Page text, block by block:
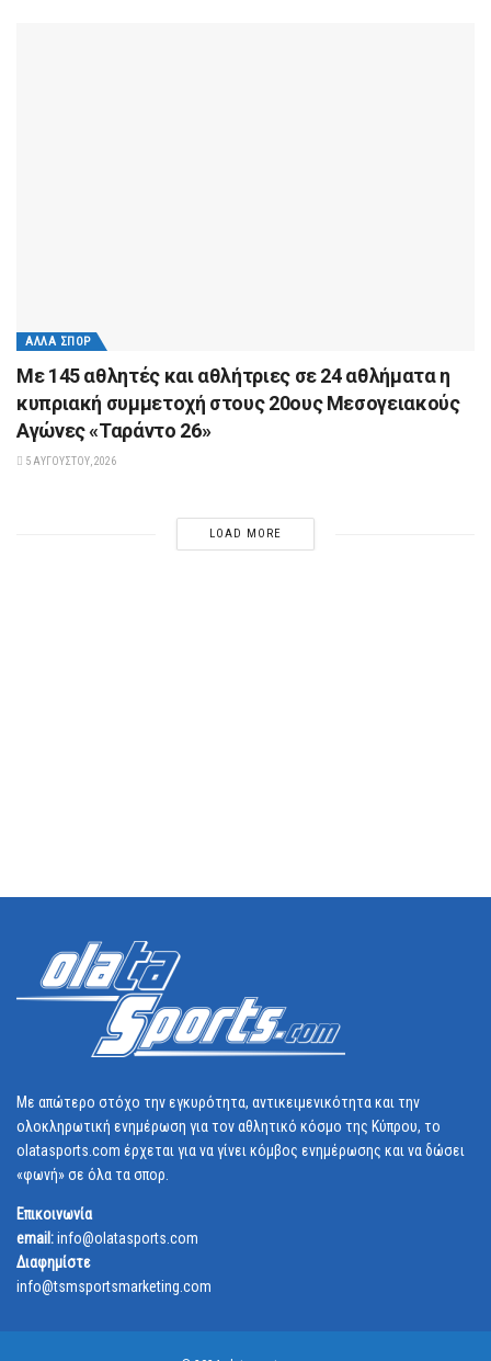
ΆΛΛΑ ΣΠΟΡ
Με 145 αθλητές και αθλήτριες σε 24 αθλήματα η
κυπριακή συμμετοχή στους 20ους Μεσογειακούς
Αγώνες «Ταράντο 26»
5 ΑΥΓΟΎΣΤΟΥ, 2026
LOAD MORE
Με απώτερο στόχο την εγκυρότητα, αντικειμενικότητα και την
ολοκληρωτική ενημέρωση για τον αθλητικό κόσμο της Κύπρου, το
olatasports.com έρχεται για να γίνει κόμβος ενημέρωσης και να δώσει
«φωνή» σε όλα τα σπορ.
Επικοινωνία
email:info@olatasports.com
Διαφημίστε
info@tsmsportsmarketing.com